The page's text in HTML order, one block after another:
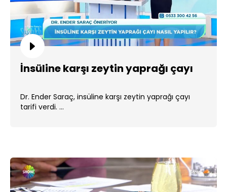
İnsüline karşı zeytin yaprağı çayı
Dr. Ender Saraç, insüline karşı zeytin yaprağı çayı
tarifi verdi. ...